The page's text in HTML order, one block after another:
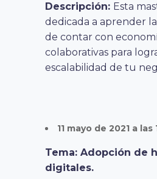
Descripción: Esta
dedicada a aprender
de contar con
colaborativas para
escalabilidad de tu
11 mayo de 2021 a las
Tema: Adopción de
digitales.